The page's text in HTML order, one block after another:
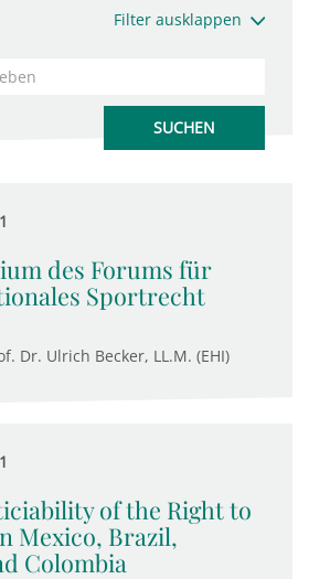
Filter ausklappen
des Forums für
Sportrecht
Dr. Ulrich Becker, LL.M. (EHI)
of the Right to
Mexico, Brazil,
Colombia